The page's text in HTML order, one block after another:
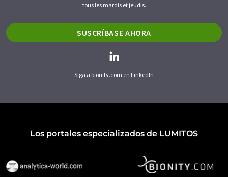
tous les mardis et jeudis.
SUSCRÍBASE AHORA
Siga a bionity.com en LinkedIn
Los portales especializados de LUMITOS